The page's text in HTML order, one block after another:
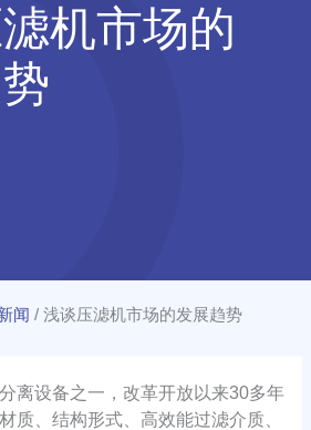
机市场的
闻 / 浅谈压滤机市场的发展趋势
离设备之一，改革开放以来30多年
质、结构形式、高效能过滤介质、